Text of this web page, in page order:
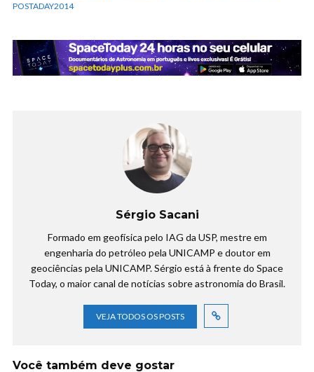
POSTADAY2014
Sérgio Sacani
Formado em geofísica pelo IAG da USP, mestre em
engenharia do petróleo pela UNICAMP e doutor em
geociências pela UNICAMP. Sérgio está à frente do Space
Today, o maior canal de notícias sobre astronomia do Brasil.
VEJA TODOS OS POSTS
Você também deve gostar